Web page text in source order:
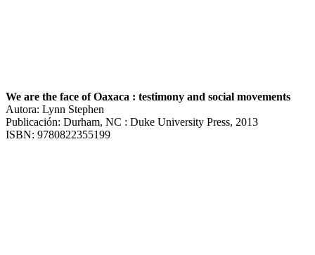
We are the face of Oaxaca : testimony and social movements
Autora: Lynn Stephen
Publicación: Durham, NC : Duke University Press, 2013
ISBN: 9780822355199